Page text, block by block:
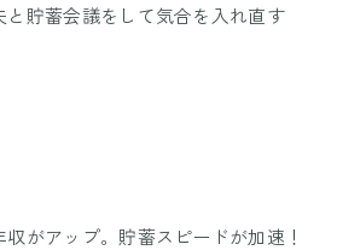
貯蓄会議をして気合を入れ直す
がアップ。貯蓄スピードが加速！